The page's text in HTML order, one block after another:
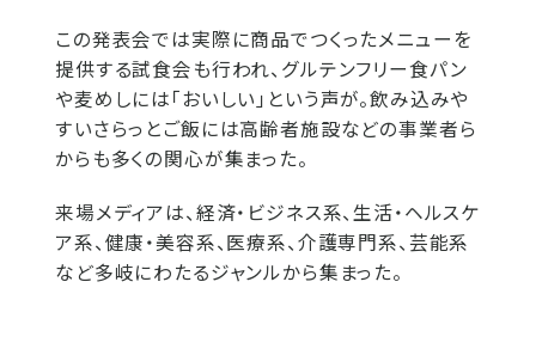
この発表会では実際に商品でつくったメニューを
提供する試食会も行われ、グルテンフリー食パン
や麦めしには「おいしい」という声が。飲み込みや
すいさらっとご飯には高齢者施設などの事業者ら
からも多くの関心が集まった。
来場メディアは、経済・ビジネス系、生活・ヘルスケ
ア系、健康・美容系、医療系、介護専門系、芸能系
など多岐にわたるジャンルから集まった。